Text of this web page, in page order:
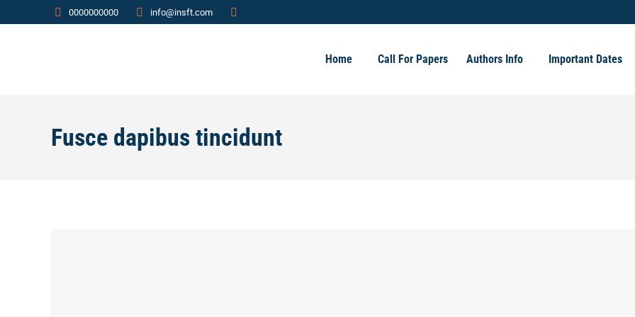
0000000000 info@insft.com
Home Call For Papers Authors Info Important Dates
Fusce dapibus tincidunt